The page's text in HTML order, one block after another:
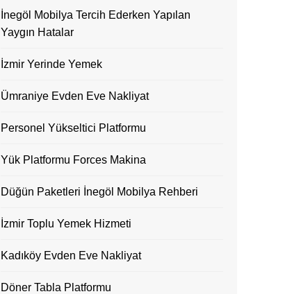
İnegöl Mobilya Tercih Ederken Yapılan
Yaygın Hatalar
İzmir Yerinde Yemek
Ümraniye Evden Eve Nakliyat
Personel Yükseltici Platformu
Yük Platformu Forces Makina
Düğün Paketleri İnegöl Mobilya Rehberi
İzmir Toplu Yemek Hizmeti
Kadıköy Evden Eve Nakliyat
Döner Tabla Platformu